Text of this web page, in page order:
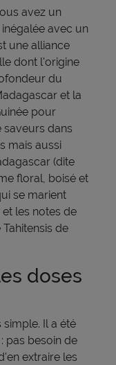
avez un
avec un
une alliance
dont l'origine
du
et la
pour
dans
mais aussi
(dite
floral, boisé et
se marient
les notes de
de
doses
Il a été
pas besoin de
extraire les